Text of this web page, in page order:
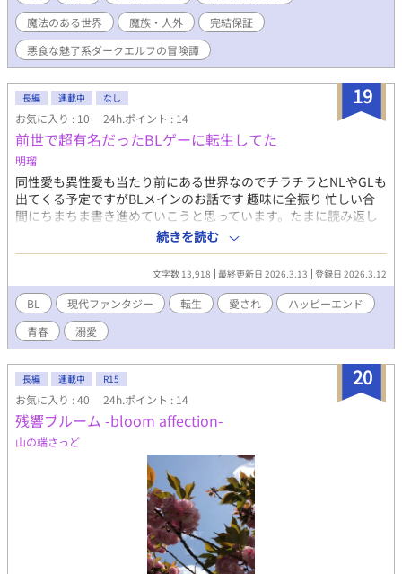
オルートの加筆、完結版になります。 二章から腐ります。 三章か
ら少しシリアス魔獣編。 ちゃんとハッピーエンドなのでご安心
を。2026/4/21の投稿で完結予定。 2026/3/29 表紙画像 変更
登場人物 アイザック・スティール 今や人間の薬師。訳あって魔
年。まだまだ未熟な魔族。アイザックの最初のパーティーメンバ
ー。 魔王ハーゲン（マオ） 次代の魔王。暇を持て余していたと
ころ、アイザックたちに出会い、旅に同行する。 亡霊ハロ 災厄
の魔女の弟子。アイザックの呪いや振る舞いに興味を持ち、パー
ティーに加わる。変態。
魔法のある世界
魔族・人外
完結保証
悪食な魅了系ダークエルフの冒険譚
19
長編 連載中 なし
お気に入り : 10 24h.ポイント : 14
前世で超有名だったBLゲーに転生してた
明瑠
同性愛も異性愛も当たり前にある世界なのでチラチラとNLやGLも
出てくる予定ですがBLメインのお話です 趣味に全振り 忙しい合
間にちまちま書き進めていこうと思っています。たまに読み返し
ておかしな所があったらぼちぼち直していきます。 恋を知ってる
青年と、まだ恋をした事がない彼らのお話
続きを読む
文字数 13,918 最終更新日 2026.3.13 登録日 2026.3.12
BL 現代ファンタジー 転生 愛され
ハッピーエンド
青春
溺愛
20
長編 連載中 R15
お気に入り : 40 24h.ポイント : 14
残響ブルーム -bloom affection-
山の端さっど